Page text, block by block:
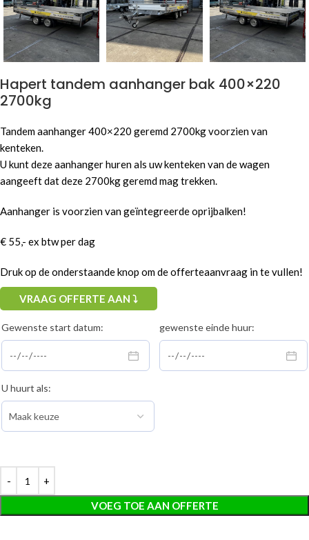
Hapert tandem aanhanger bak 400×220
2700kg
Tandem aanhanger 400×220 geremd 2700kg voorzien van
kenteken.
U kunt deze aanhanger huren als uw kenteken van de wagen
aangeeft dat deze 2700kg geremd mag trekken.
Aanhanger is voorzien van geïntegreerde oprijbalken!
€ 55,- ex btw per dag
Druk op de onderstaande knop om de offerteaanvraag in te vullen!
VRAAG OFFERTE AAN ⤵
Gewenste start datum: gewenste einde huur:
U huurt als:
VOEG TOE AAN OFFERTE